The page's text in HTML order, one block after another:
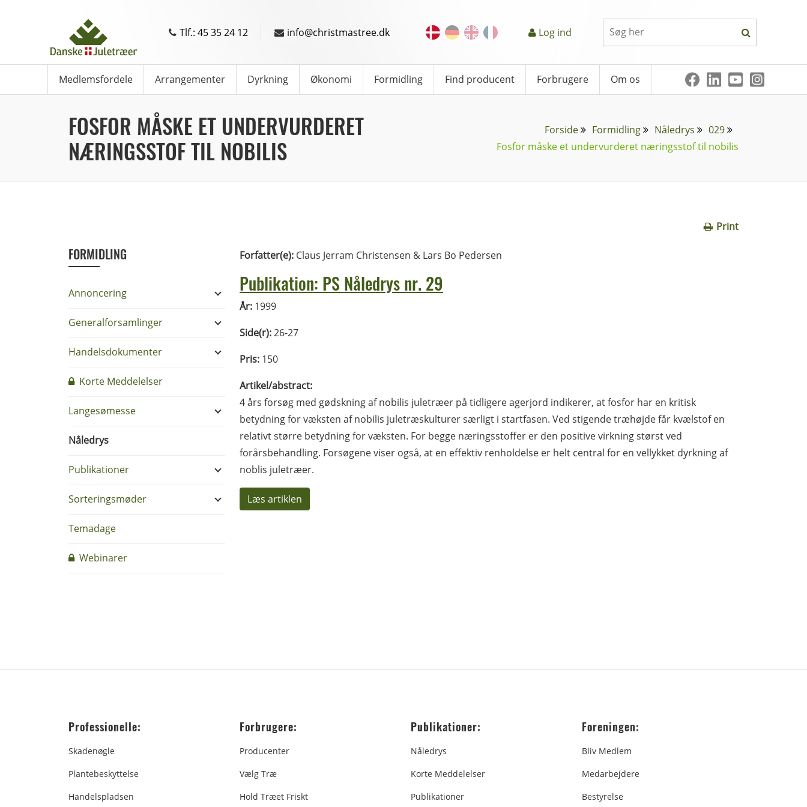
Tlf.: 45 35 24 12 info@christmastree.dk Log ind
Medlemsfordele Arrangementer Dyrkning Økonomi Formidling Find producent Forbrugere Om os
FOSFOR MÅSKE ET UNDERVURDERET
NÆRINGSSTOF TIL NOBILIS
Forside Formidling Nåledrys
029
Fosfor måske et undervurderet næringsstof til nobilis
Print
FORMIDLING
Annoncering
Generalforsamlinger
Handelsdokumenter
Korte Meddelelser
Langesømesse
Nåledrys
Publikationer
Sorteringsmøder
Temadage
Webinarer
Forfatter(e): Claus Jerram Christensen & Lars Bo Pedersen
Publikation: PS Nåledrys nr. 29
År: 1999
Side(r):26-27
Pris: 150
Artikel/abstract:
4 års forsøg med gødskning af nobilis juletræer på tidligere agerjord indikerer, at fosfor har en kritisk
betydning for væksten af nobilis juletræskulturer særligt i startfasen. Ved stigende træhøjde får kvælstof en
relativt større betydning for væksten. For begge næringsstoffer er den positive virkning størst ved
forårsbehandling. Forsøgene viser også, at en effektiv renholdelse er helt central for en vellykket dyrkning af
noblis juletræer.
Læs artiklen
Professionelle:
Skadenøgle
Plantebeskyttelse
Handelspladsen
Forbrugere:
Producenter
Vælg Træ
Hold Træet Friskt
Publikationer:
Nåledrys
Korte Meddelelser
Publikationer
Foreningen:
Bliv Medlem
Medarbejdere
Bestyrelse